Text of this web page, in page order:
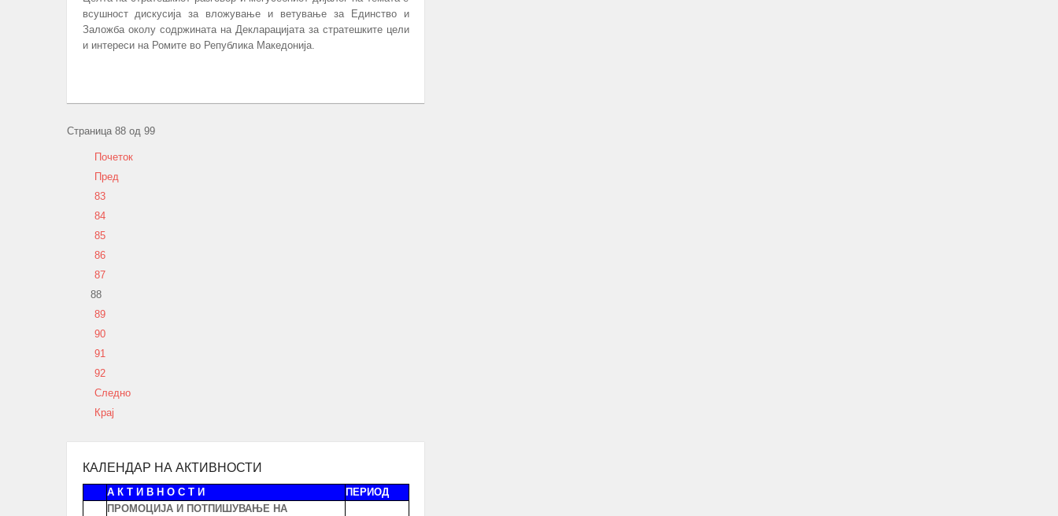
всушност дискусија за вложување и ветување за Единство и
Заложба околу содржината на Декларацијата за стратешките цели
и интереси на Ромите во Република Македонија.
Страница 88 од 99
Почеток
Пред
83
84
85
86
87
88
89
90
91
92
Следно
Крај
КАЛЕНДАР НА АКТИВНОСТИ
А К Т И В Н О С Т И ПЕРИОД
ПРОМОЦИЈА И ПОТПИШУВАЊЕ НА